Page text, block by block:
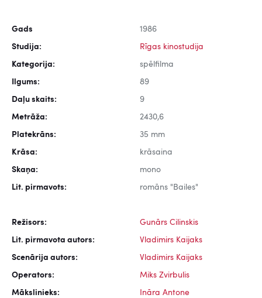
Gads 1986
Studija: Rīgas kinostudija
Kategorija: spēlfilma
Ilgums: 89
Daļu skaits: 9
Metrāža: 2430,6
Platekrāns: 35 mm
Krāsa: krāsaina
Skaņa: mono
Lit. pirmavots: romāns "Bailes"
Režisors: Gunārs Cilinskis
Lit. pirmavota autors: Vladimirs Kaijaks
Scenārija autors: Vladimirs Kaijaks
Operators: Miks Zvirbulis
Mākslinieks: Ināra Antone